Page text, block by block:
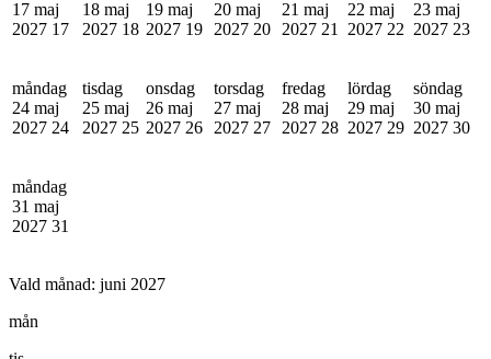
17 maj
2027 17
18 maj
2027 18
19 maj
2027 19
20 maj
2027 20
21 maj
2027 21
22 maj
2027 22
23 maj
2027 23
måndag
24 maj
2027 24
tisdag
25 maj
2027 25
onsdag
26 maj
2027 26
torsdag
27 maj
2027 27
fredag
28 maj
2027 28
lördag
29 maj
2027 29
söndag
30 maj
2027 30
måndag
31 maj
2027 31
Vald månad: juni 2027
mån